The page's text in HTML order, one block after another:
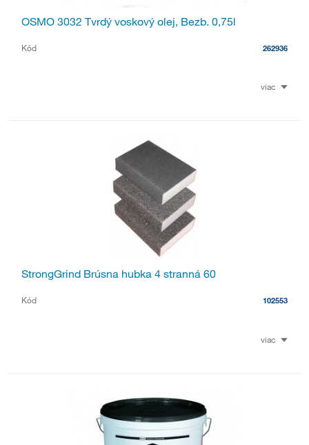
OSMO 3032 Tvrdý voskový olej, Bezb. 0,75l
Kód 262936
viac
StrongGrind Brúsna hubka 4 stranná 60
Kód 102553
viac